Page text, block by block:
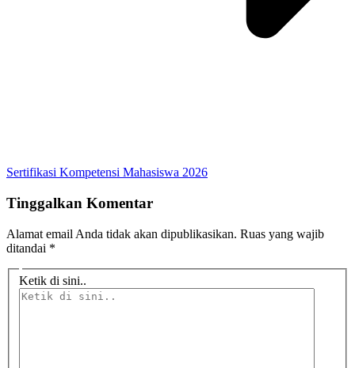
Sertifikasi Kompetensi Mahasiswa 2026
Tinggalkan Komentar
Alamat email Anda tidak akan dipublikasikan. Ruas yang wajib
ditandai *
Ketik di sini..